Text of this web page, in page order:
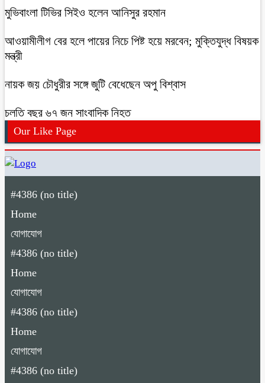
মুভিবাংলা টিভির সিইও হলেন আনিসুর রহমান
আওয়ামীলীগ বের হলে পায়ের নিচে পিষ্ট হয়ে মরবেন; মুক্তিযুদ্ধ বিষয়ক
মন্ত্রী
নায়ক জয় চৌধুরীর সঙ্গে জুটি বেধেছেন অপু বিশ্বাস
চলতি বছর ৬৭ জন সাংবাদিক নিহত
Our Like Page
#4386 (no title)
Home
যোগাযোগ
#4386 (no title)
Home
যোগাযোগ
#4386 (no title)
Home
যোগাযোগ
#4386 (no title)